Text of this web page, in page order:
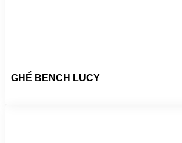
GHẾ BENCH LUCY